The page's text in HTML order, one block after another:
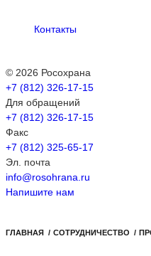
Контакты
© 2026 Росохрана
+7 (812) 326-17-15
Для обращений
+7 (812) 326-17-15
Факс
+7 (812) 325-65-17
Эл. почта
info@rosohrana.ru
Напишите нам
ГЛАВНАЯ / СОТРУДНИЧЕСТВО /